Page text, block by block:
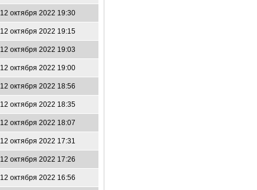
12 октября 2022 19:30
12 октября 2022 19:15
12 октября 2022 19:03
12 октября 2022 19:00
12 октября 2022 18:56
12 октября 2022 18:35
12 октября 2022 18:07
12 октября 2022 17:31
12 октября 2022 17:26
12 октября 2022 16:56